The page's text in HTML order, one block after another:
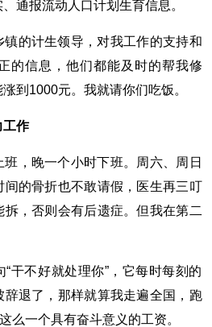
通报流动人口计划生育信息。
镇的计生领导，对我工作的支持和
的信息，他们都能及时的帮我修
到1000元。我就请你们吃饭。
工作
，晚一个小时下班。周六、周日
的骨折也不敢请假，医生再三叮
，否则会有后遗症。但我在第二
“干不好就处理你”，它每时每刻的
退了，那样就算我走遍全国，跑
么一个具有奋斗意义的工资。